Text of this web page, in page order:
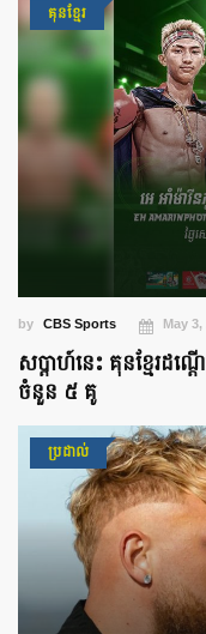
គុនខ្មែរ
by CBS Sports May
សប្ដាហ៍នេះ គុនខ្មែរដណ្
ចំនួន ៥ គូ
ប្រដាល់